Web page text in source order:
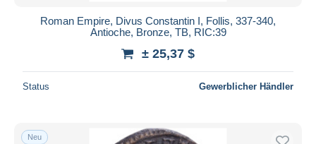
Roman Empire, Divus Constantin I, Follis, 337-340,
Antioche, Bronze, TB, RIC:39
± 25,37 $
Status Gewerblicher Händler
Neu